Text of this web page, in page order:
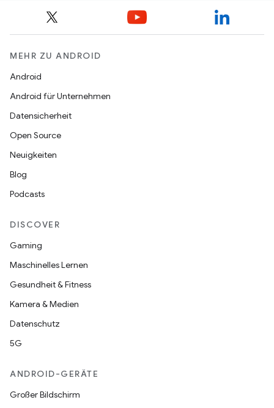
MEHR ZU ANDROID
Android
Android für Unternehmen
Datensicherheit
Open Source
Neuigkeiten
Blog
Podcasts
DISCOVER
Gaming
Maschinelles Lernen
Gesundheit & Fitness
Kamera & Medien
Datenschutz
5G
ANDROID-GERÄTE
Großer Bildschirm